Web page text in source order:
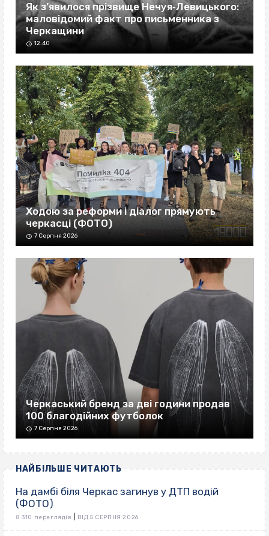
Як з’явилося прізвище Нечуя‐Левицького:
маловідомий факт про письменника з
Черкащини
12:40
Ходою за реформи і діалог прямують
черкасці (ФОТО)
7 Серпня 2026
Черкаський бренд за дві години продав
100 благодійних футболок
7 Серпня 2026
НАЙБІЛЬШЕ ЧИТАЮТЬ
На дамбі біля Черкас загинув у ДТП водій
(ФОТО)
8 310 переглядів ВІД 5 СЕРПНЯ 2026